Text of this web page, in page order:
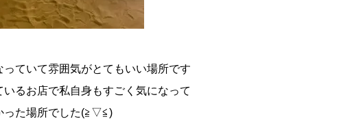
っていて雰囲気がとてもいい場所です
いるお店で私自身もすごく気になって
った場所でした(≧▽≦)